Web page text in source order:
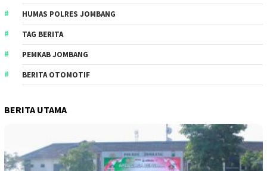
HUMAS POLRES JOMBANG
TAG BERITA
PEMKAB JOMBANG
BERITA OTOMOTIF
BERITA UTAMA